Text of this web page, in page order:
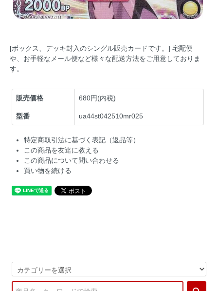
[ボックス、デッキ封入のシングル販売カードです。] 宅配便
や、お手軽なメール便など様々な配送方法をご用意しておりま
す。
販売価格 680円(内税)
型番 ua44st042510mr025
特定商取引法に基づく表記（返品等）
この商品を友達に教える
この商品について問い合わせる
買い物を続ける